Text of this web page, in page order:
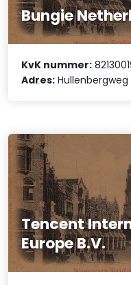
Bungie
KvK nummer:
Adres: Hullenbergweg
Tencent
Europe B.V.